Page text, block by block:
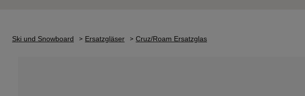
Ski und Snowboard Ersatzgläser Cruz/Roam Ersatzglas